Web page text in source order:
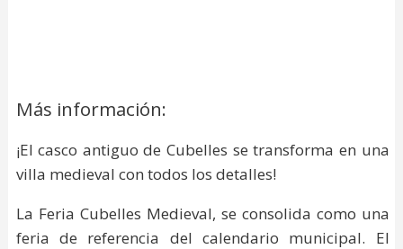
Más información:
¡El casco antiguo de Cubelles se transforma en una
villa medieval con todos los detalles!
La Feria Cubelles Medieval, se consolida como una
feria de referencia del calendario municipal. El